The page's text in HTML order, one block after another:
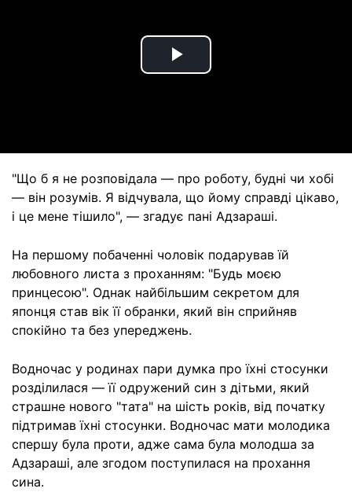
Play
"Що б я не розповідала — про роботу, будні чи хобі
— він розумів. Я відчувала, що йому справді цікаво,
і це мене тішило", — згадує пані Адзараші.
На першому побаченні чоловік подарував їй
любовного листа з проханням: "Будь моєю
принцесою". Однак найбільшим секретом для
японця став вік її обранки, який він сприйняв
спокійно та без упереджень.
Водночас у родинах пари думка про їхні стосунки
розділилася — її одружений син з дітьми, який
страшне нового "тата" на шість років, від початку
підтримав їхні стосунки. Водночас мати молодика
спершу була проти, адже сама була молодша за
Адзараші, але згодом поступилася на прохання
сина.